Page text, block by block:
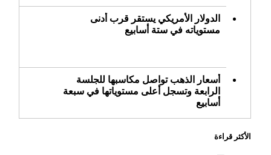
الدولار الأمريكي يستقر قرب أدنى
مستوياته في ستة أسابيع
أسعار الذهب تواصل مكاسبها للجلسة
الرابعة وتسجل أعلى مستوياتها في سبعة
أسابيع
أسعار النفط ترتفع وسط ترقب نتائجالأكثر قراءة